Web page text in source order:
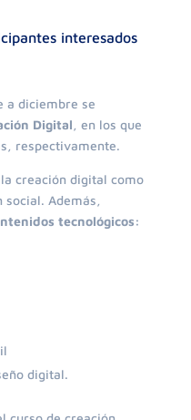
interesados
a diciembre se
Digital , en los que
respectivamente.
creación digital como
Además,
tecnológicos:
digital.